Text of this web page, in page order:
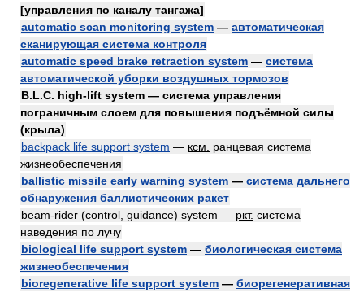
[управления по каналу тангажа]
automatic scan monitoring system — автоматическая
сканирующая система контроля
automatic speed brake retraction system — система
автоматической уборки воздушных тормозов
B.L.C. high-lift system — система управления
пограничным слоем для повышения подъёмной силы
(крыла)
backpack life support system — ксм.
ранцевая система
жизнеобеспечения
ballistic missile early warning system — система дальнего
обнаружения баллистических ракет
beam-rider (control, guidance) system — ркт. система
наведения по лучу
biological life support system — биологическая система
жизнеобеспечения
bioregenerative life support system — биорегенеративная